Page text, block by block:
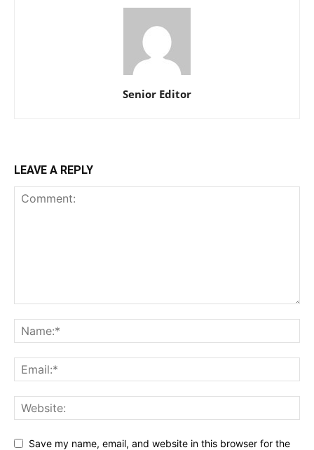
Senior Editor
LEAVE A REPLY
Save my name, email, and website in this browser for the